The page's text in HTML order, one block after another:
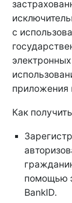
с
приложения
Как получить
помощью
BankID.